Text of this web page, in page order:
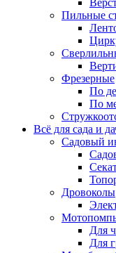
Пильные
Фрезерные
По
По
Всё для сада и
Садовый
Дровоколы
Для
Для